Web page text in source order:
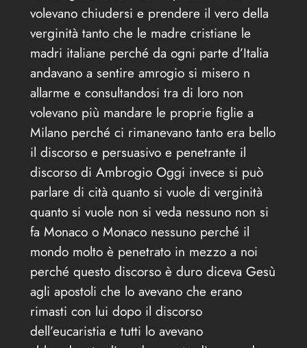
volevano chiudersi e prendere il vero della
verginità tanto che le madre cristiane le
madri italiane perché da ogni parte d’Italia
andavano a sentire amrogio si misero n
allarme e consultandosi tra di loro non
volevano più mandare le proprie figlie a
Milano perché ci rimanevano tanto era bello
il discorso e persuasivo e penetrante il
discorso di Ambrogio Oggi invece si può
parlare di cità quanto si vuole di verginità
quanto si vuole non si veda nessuno non si
fa Monaco o Monaco nessuno perché il
mondo molto è penetrato in mezzo a noi
perché questo discorso è duro diceva Gesù
agli apostoli che lo avevano che erano
rimasti con lui dopo il discorso
dell’eucaristia e tutti lo avevano